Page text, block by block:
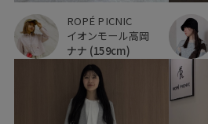
ROPÉ PICNIC
イオンモール高岡
ナナ (159cm)